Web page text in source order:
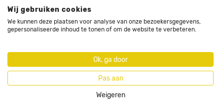
Wij gebruiken cookies
We kunnen deze plaatsen voor analyse van onze bezoekersgegevens,
gepersonaliseerde inhoud te tonen of om de website te verbeteren.
Ok, ga door
Pas aan
Weigeren